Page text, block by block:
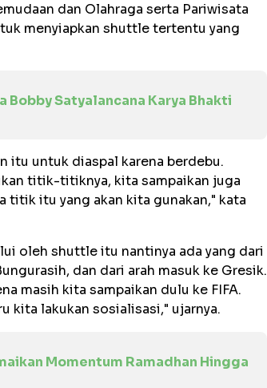
dan Olahraga serta Pariwisata
menyiapkan shuttle tertentu yang
Satyalancana Karya Bhakti
itu untuk diaspal karena berdebu.
titik-titiknya, kita sampaikan juga
titik itu yang akan kita gunakan," kata
oleh shuttle itu nantinya ada yang dari
dan dari arah masuk ke Gresik.
masih kita sampaikan dulu ke FIFA.
kita lakukan sosialisasi," ujarnya.
Momentum Ramadhan Hingga